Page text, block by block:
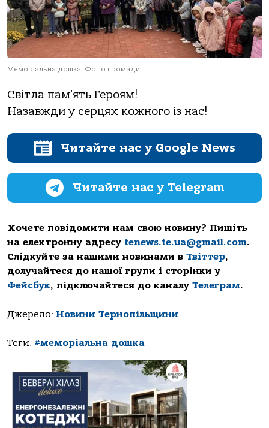
Меморіальна дошка. Фото громади
Світла памʼять Героям!
Назавжди у серцях кожного із нас!
Читайте нас у Google News
Читайте нас у Telegram
Хочете повідомити нам свою новину? Пишіть
на електронну адресу tenews.te.ua@gmail.com.
Слідкуйте за нашими новинами в Твіттер,
долучайтеся до нашої групи і сторінки у
Фейсбук, підключайтеся до каналу Телеграм.
Джерело: Новини Тернопільщини
Теги: #меморіальна дошка